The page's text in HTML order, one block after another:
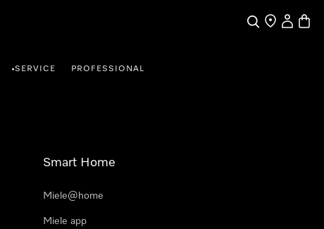
Wat zoek je?
Dealer zoeken
Mijn
•SERVICE PROFESSIONAL
Smart Home
Miele@home
Miele app